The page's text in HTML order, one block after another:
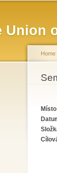
Union
Home